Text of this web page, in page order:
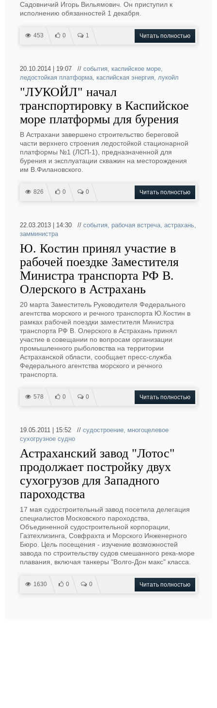
Садовничий Игорь Вильямович. Он приступил к
исполнению обязанностей 1 декабря.
453 0 1 Читать полностью
20.10.2014 | 19:07 // события, каспийское море,
ледостойкая платформа, каспийская энергия, лукойл
"ЛУКОЙЛ" начал
транспортировку в Каспийское
море платформы для бурения
В Астрахани завершено строительство береговой
части верхнего строения ледостойкой стационарной
платформы №1 (ЛСП-1), предназначенной для
бурения и эксплуатации скважин на месторождения
им В.Филановского.
826 0 0 Читать полностью
22.03.2013 | 14:30 // события, рабочая встреча, астрахань,
замминистра
Ю. Костин принял участие в
рабочей поездке Заместителя
Министра транспорта РФ В.
Олерского в Астрахань
20 марта Заместитель Руководителя Федерального
агентства морского и речного транспорта Ю.Костин в
рамках рабочей поездки заместителя Министра
транспорта РФ В. Олерского в Астрахань принял
участие в совещании по вопросам организации
промышленного рыболовства на территории
Астраханской области, сообщает пресс-служба
Федерального агентства морского и речного
транспорта.
578 0 0 Читать полностью
19.05.2011 | 15:52 // судостроение, многоцелевое
сухогрузное судно
Астраханский завод "Лотос"
продолжает постройку двух
сухогрузов для Западного
пароходства
17 мая судостроительный завод посетила делегация
специалистов Московского пароходства,
Объединенной судостроительной корпорации,
Газтехлизинга, Совфрахта и Морского Инженерного
Бюро. Цель посещения - изучение возможностей
завода по строительству судов смешанного река-море
плавания, включая танкеры "Волго-Дон макс" класса.
1630 0 0 Читать полностью